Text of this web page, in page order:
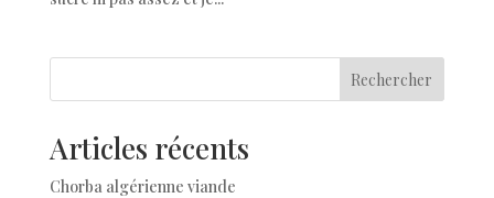
Rechercher
Articles récents
Chorba algérienne viande